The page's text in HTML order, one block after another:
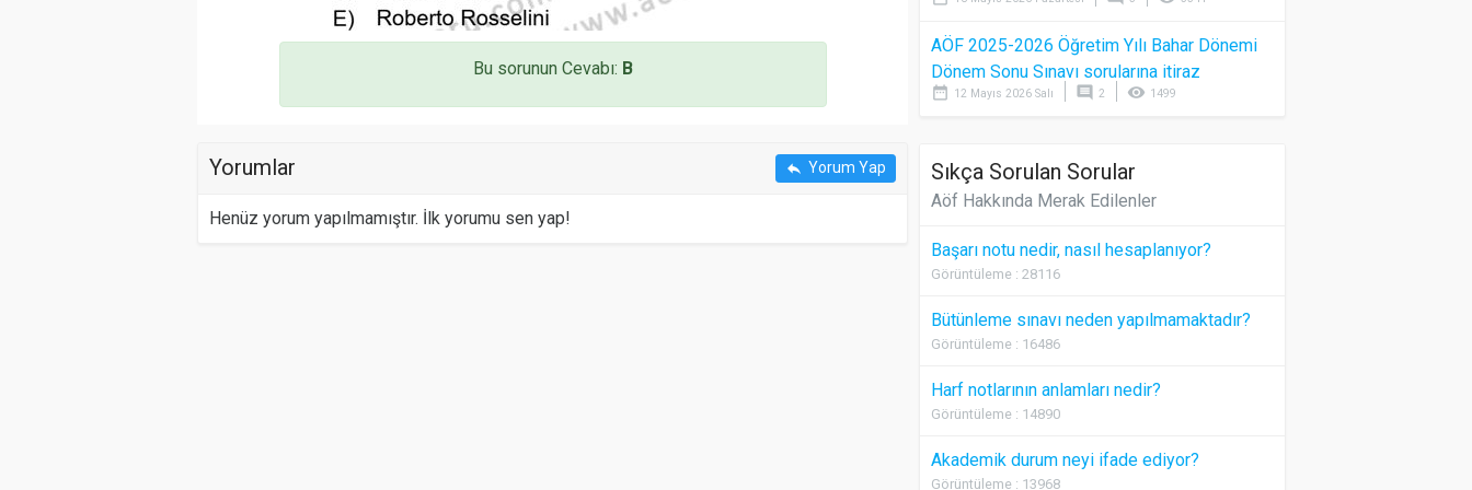
Bu sorunun Cevabı: B
Yorumlar reply Yorum Yap
Henüz yorum yapılmamıştır. İlk yorumu sen yap!
AÖF 2025-2026 Öğretim Yılı Bahar Dönemi
Dönem Sonu Sınavı sorularına itiraz
date_range 12 Mayıs 2026 Salı comment 2 visibility 1499
Sıkça Sorulan Sorular
Aöf Hakkında Merak Edilenler
Başarı notu nedir, nasıl hesaplanıyor?
Görüntüleme : 28116
Bütünleme sınavı neden yapılmamaktadır?
Görüntüleme : 16486
Harf notlarının anlamları nedir?
Görüntüleme : 14890
Akademik durum neyi ifade ediyor?
Görüntüleme : 13968